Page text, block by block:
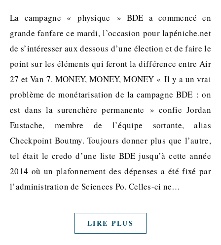
La campagne « physique » BDE a commencé en
grande fanfare ce mardi, l’occasion pour lapéniche.net
de s’intéresser aux dessous d’une élection et de faire le
point sur les éléments qui feront la différence entre Air
27 et Van 7. MONEY, MONEY, MONEY « Il y a un vrai
problème de monétarisation de la campagne BDE : on
est dans la surenchère permanente » confie Jordan
Eustache, membre de l’équipe sortante, alias
Checkpoint Boutmy. Toujours donner plus que l’autre,
tel était le credo d’une liste BDE jusqu’à cette année
2014 où un plafonnement des dépenses a été fixé par
l’administration de Sciences Po. Celles-ci ne…
LIRE PLUS